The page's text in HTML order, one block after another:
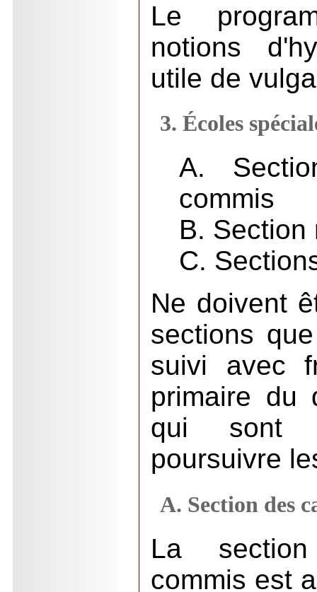
Le
notions
utile de
3. Écoles
A.
commis
B. Section
C.
Ne doivent
sections
suivi avec
primaire du
qui sont
poursuivre
A. Section des
La
commis est